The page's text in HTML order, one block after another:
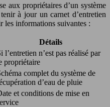
aux propriétaires d’un système
à jour un carnet d’entretien
les informations suivantes :
Détails
l’entretien n’est pas réalisé par
propriétaire
complet du système de
d’eau de pluie
et conditions de mise en